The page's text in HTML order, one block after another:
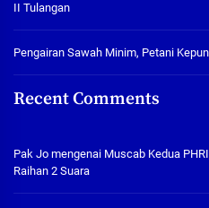
II Tulangan
Pengairan Sawah Minim, Petani
Recent Comments
Pak Jo mengenai Muscab Kedua
Raihan 2 Suara